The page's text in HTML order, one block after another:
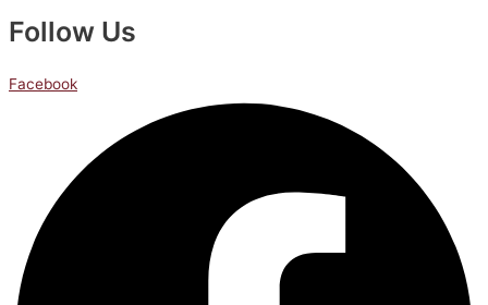
Follow Us
Facebook